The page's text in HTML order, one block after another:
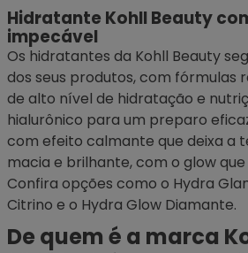
Hidratante Kohll Beauty
impecável
Os hidratantes da Kohll Beauty
dos seus produtos, com fórmulas
de alto nível de hidratação e
hialurônico para um preparo
com efeito calmante que deixa a
macia e brilhante, com o glow
Confira opções como o Hydra
Citrino e o Hydra Glow Diamante.
De quem é a marca